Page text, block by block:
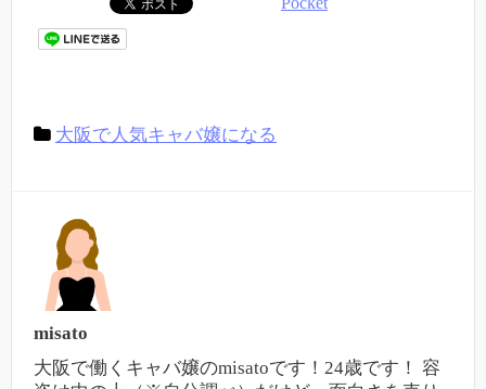
大阪で人気キャバ嬢になる
misato
大阪で働くキャバ嬢のmisatoです！24歳です！ 容